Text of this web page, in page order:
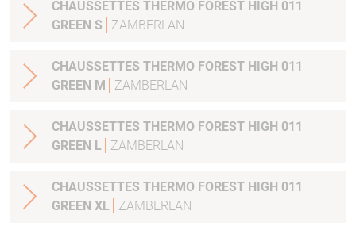
CHAUSSETTES THERMO FOREST HIGH 011
GREEN S
ZAMBERLAN
CHAUSSETTES THERMO FOREST HIGH 011
GREEN M
ZAMBERLAN
CHAUSSETTES THERMO FOREST HIGH 011
GREEN L
ZAMBERLAN
CHAUSSETTES THERMO FOREST HIGH 011
GREEN XL
ZAMBERLAN